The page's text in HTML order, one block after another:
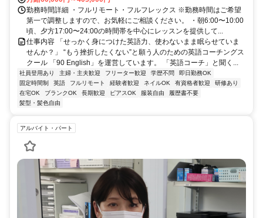
勤務時間詳細 ・フルリモート・フルフレックス ※勤務時間はご希望
第一で調整しますので、お気軽にご相談ください。 ・朝6:00〜10:00
頃、夕方17:00〜24:00の時間帯を中心にレッスンを提供して...
仕事内容 「せっかく身につけた英語力、使わないまま眠らせていま
せんか？」 “もう挫折したくない”と願う人のための英語コーチングス
クール 「90 English」を運営しています。 「英語コーチ」と聞く...
社員登用あり 主婦・主夫歓迎 フリーター歓迎 学歴不問
即日勤務OK
固定時間制
英語 フルリモート 経験者歓迎 ネイルOK 有資格者歓迎
研修あり
在宅OK
ブランクOK 長期歓迎 ピアスOK 服装自由
履歴書不要
髪型・髪色自由
アルバイト・パート